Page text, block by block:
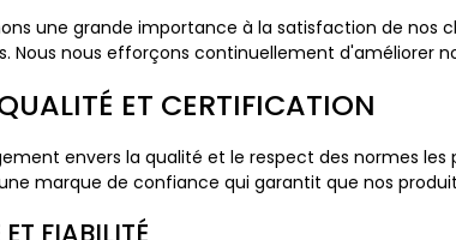
une grande importance à la satisfaction de
Nous nous efforçons continuellement d'améliorer
ET CERTIFICATION
envers la qualité et le respect des normes
marque de confiance qui garantit que nos